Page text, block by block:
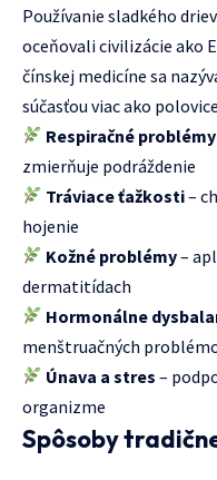
Používanie sladkého
oceňovali civilizácie ako
čínskej medicíne sa
súčasťou viac ako
Respiračné problémy
zmierňuje podráždenie
Tráviace ťažkosti–
hojenie
Kožné problémy–
dermatitídach
Hormonálne
menštruačných
Únava a stres –
organizme
Spôsoby